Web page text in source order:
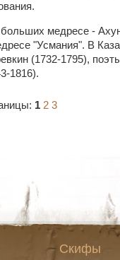
медресе -
"Усмания". В
(1732-1795),
1816).
1 2 3
Скифы